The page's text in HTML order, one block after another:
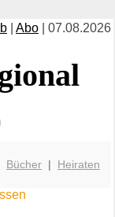
Abo | 07.08.2026
Bücher | Heiraten